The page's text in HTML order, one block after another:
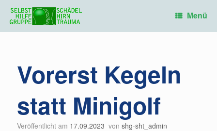
Inhalt
springen
Menü
Vorerst Kegeln
statt Minigolf
Veröffentlicht am 17.09.2023 von shg-sht_admin